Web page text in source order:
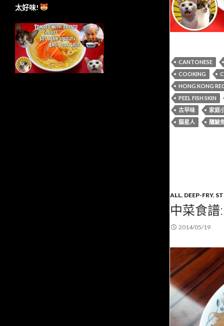
CANTONESE
COOKING
HONG KONG
PEEL FISH SKIN
古早味
家庭
貓星人
釀鯪
ALL, DEEP-FRY,
中菜食譜
2014/05/19
太好味!